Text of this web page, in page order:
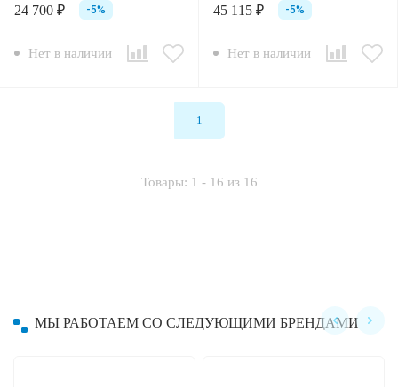
24 700 ₽ -5%
Нет в наличии
45 115 ₽ -5%
Нет в наличии
1
Товары: 1 - 16 из 16
МЫ РАБОТАЕМ СО СЛЕДУЮЩИМИ БРЕНДАМИ